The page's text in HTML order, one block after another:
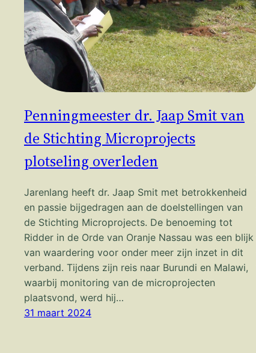
Penningmeester dr. Jaap Smit van
de Stichting Microprojects
plotseling overleden
Jarenlang heeft dr. Jaap Smit met betrokkenheid
en passie bijgedragen aan de doelstellingen van
de Stichting Microprojects. De benoeming tot
Ridder in de Orde van Oranje Nassau was een blijk
van waardering voor onder meer zijn inzet in dit
verband. Tijdens zijn reis naar Burundi en Malawi,
waarbij monitoring van de microprojecten
plaatsvond, werd hij…
31 maart 2024